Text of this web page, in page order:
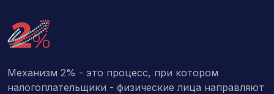
Механизм 2% - это процесс, при котором
налогоплательщики - физические лица направляют